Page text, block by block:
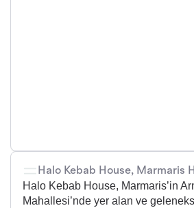
Halo Kebab House, Marmaris
Halo Kebab House, Marmaris’in
Mahallesi’nde yer alan ve